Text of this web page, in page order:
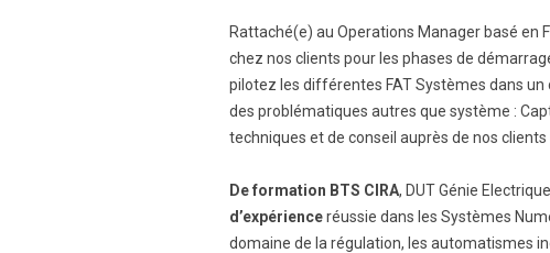
Rattaché(e) au Operations Manager basé en
chez nos clients pour les phases de
pilotez les différentes FAT Systèmes dans
des problématiques autres que système :
techniques et de conseil auprès de nos
De formation BTS CIRA, DUT Génie
d’expérienceréussie dans les Systèmes
domaine de la régulation, les automatismes